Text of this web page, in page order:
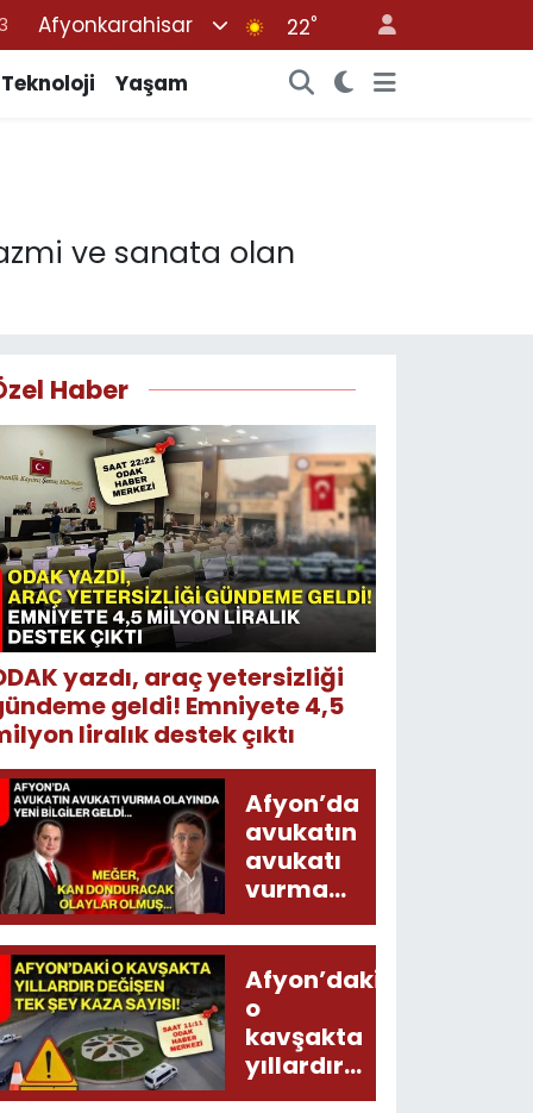
Afyonkarahisar 22°
Teknoloji Yaşam
ve sanata olan
Haber
yazdı, araç yetersizliği
geldi! Emniyete 4,5
liralık destek çıktı
Afyon’da
avukatın
avukatı
vurma
olayında
yeni bilgiler
geldi...
Meğer, kan
donduracak
olaylar
olmuş...
Afyon’daki
o
kavşakta
yıllardır
değişen